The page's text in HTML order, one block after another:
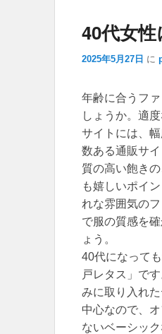
40代女
2025年5月27日 に
年齢に合うフ
しょうか。適
サイトには、幅
数ある通販サ
質の高い飽き
も嬉しいポイ
れな雰囲気の
で服の質感を
ょう。
40代になって
戸レタス」で
みに取り入れ
中心なので、
ないベーシッ